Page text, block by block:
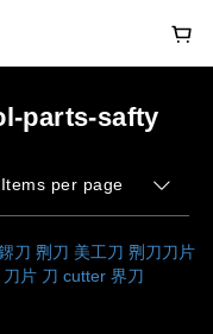
parts-safty
per page